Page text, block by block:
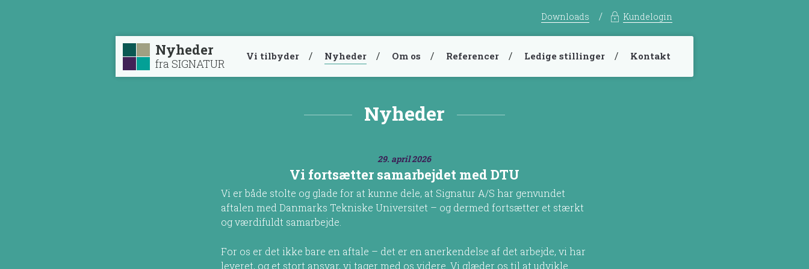
Downloads Kundelogin
Nyheder
fra SIGNATUR
Vi tilbyder Nyheder Om os Referencer Ledige stillinger Kontakt
Nyheder
29. april 2026
Vi fortsætter samarbejdet med DTU
Vi er både stolte og glade for at kunne dele, at Signatur A/S har genvundet
aftalen med Danmarks Tekniske Universitet – og dermed fortsætter et stærkt
og værdifuldt samarbejde.
For os er det ikke bare en aftale – det er en anerkendelse af det arbejde, vi har
leveret, og et stort ansvar, vi tager med os videre. Vi glæder os til at udvikle